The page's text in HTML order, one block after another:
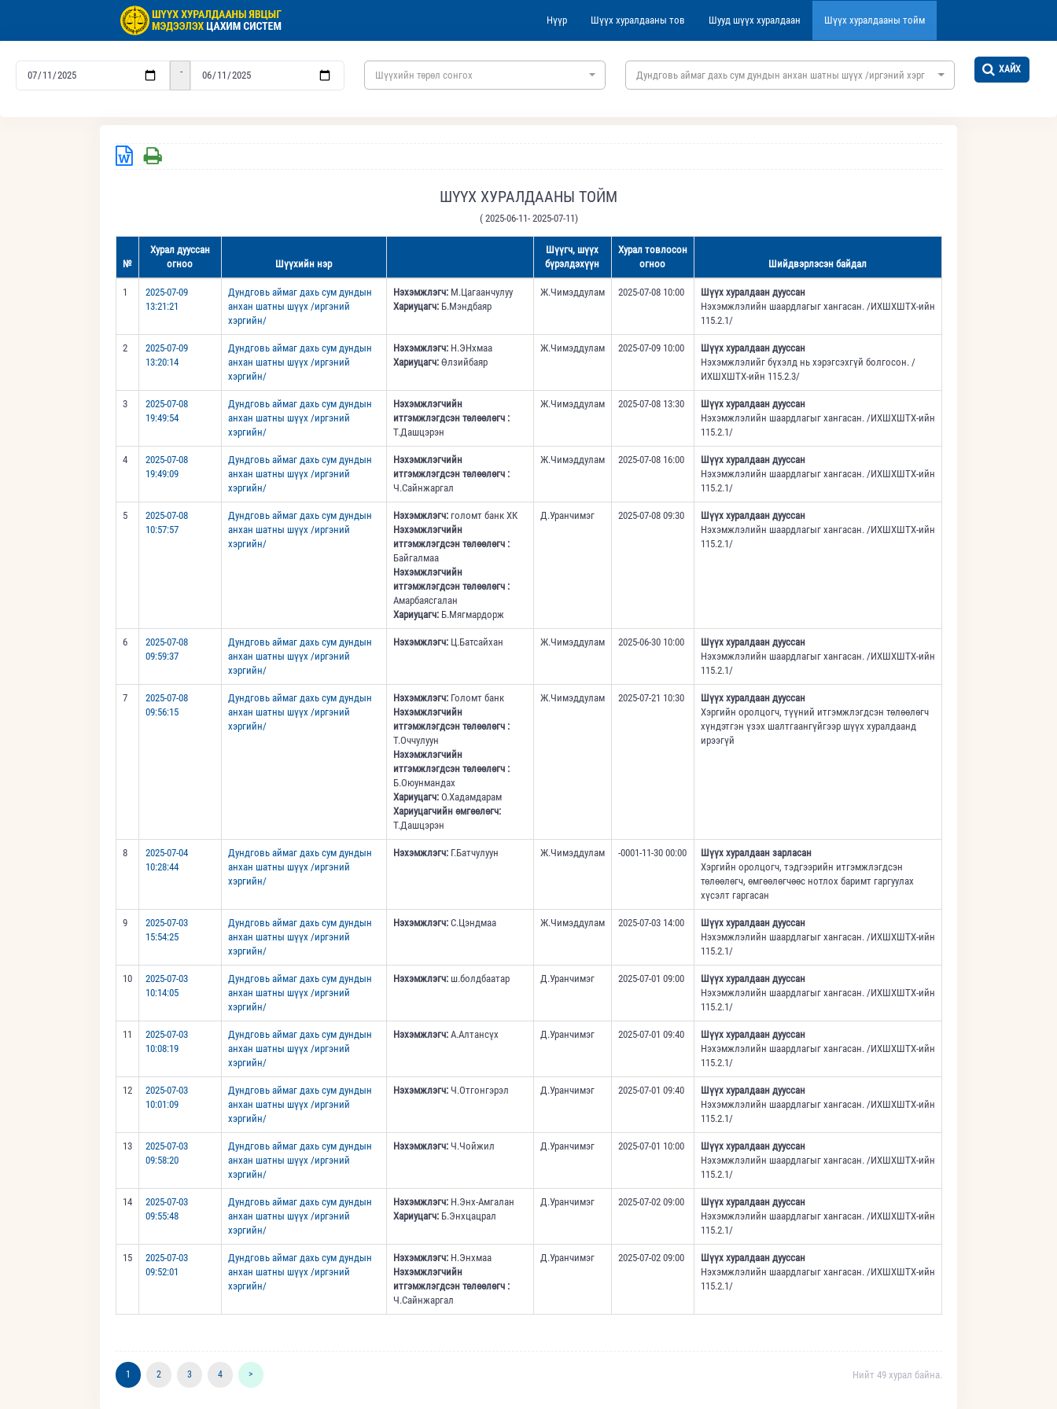
Нүүр Шүүх хуралдааны тов Шууд шүүх хуралдаан Шүүх хуралдааны тойм
- Шүүхийн төрөл сонгох Дундговь аймаг дахь сум дундын анхан шатны шүүх /иргэний хэргийн/
ХАЙХ
ШҮҮХ ХУРАЛДААНЫ ТОЙМ
( 2025-06-11- 2025-07-11)
№
Хурал дууссан
огноо
Шүүхийн нэр
Шүүгч, шүүх
бүрэлдэхүүн
Хурал товлосон
огноо
Шийдвэрлэсэн байдал
1
2025-07-09
13:21:21
Дундговь аймаг дахь сум дундын
анхан шатны шүүх /иргэний
хэргийн/
Нэхэмжлэгч:М.Цагаанчулуу
Хариуцагч:Б.Мэндбаяр
Ж.Чимэддулам 2025-07-08 10:00
Шүүх хуралдаан дууссан
Нэхэмжлэлийн шаардлагыг хангасан. /ИХШХШТХ-ийн
115.2.1/
2
2025-07-09
13:20:14
Дундговь аймаг дахь сум дундын
анхан шатны шүүх /иргэний
хэргийн/
Нэхэмжлэгч:Н.ЭНхмаа
Хариуцагч:Өлзийбаяр
Ж.Чимэддулам 2025-07-09 10:00
Шүүх хуралдаан дууссан
Нэхэмжлэлийг бүхэлд нь хэрэгсэхгүй болгосон. /
ИХШХШТХ-ийн 115.2.3/
3
2025-07-08
19:49:54
Дундговь аймаг дахь сум дундын
анхан шатны шүүх /иргэний
хэргийн/
Нэхэмжлэгчийн
итгэмжлэгдсэн төлөөлөгч :
Т.Дашцэрэн
Ж.Чимэддулам 2025-07-08 13:30
Шүүх хуралдаан дууссан
Нэхэмжлэлийн шаардлагыг хангасан. /ИХШХШТХ-ийн
115.2.1/
4
2025-07-08
19:49:09
Дундговь аймаг дахь сум дундын
анхан шатны шүүх /иргэний
хэргийн/
Нэхэмжлэгчийн
итгэмжлэгдсэн төлөөлөгч :
Ч.Сайнжаргал
Ж.Чимэддулам 2025-07-08 16:00
Шүүх хуралдаан дууссан
Нэхэмжлэлийн шаардлагыг хангасан. /ИХШХШТХ-ийн
115.2.1/
5
2025-07-08
10:57:57
Дундговь аймаг дахь сум дундын
анхан шатны шүүх /иргэний
хэргийн/
Нэхэмжлэгч:голомт банк ХК
Нэхэмжлэгчийн
итгэмжлэгдсэн төлөөлөгч :
Байгалмаа
Нэхэмжлэгчийн
итгэмжлэгдсэн төлөөлөгч :
Амарбаясгалан
Хариуцагч:Б.Мягмардорж
Д.Уранчимэг 2025-07-08 09:30
Шүүх хуралдаан дууссан
Нэхэмжлэлийн шаардлагыг хангасан. /ИХШХШТХ-ийн
115.2.1/
6
2025-07-08
09:59:37
Дундговь аймаг дахь сум дундын
анхан шатны шүүх /иргэний
хэргийн/
Нэхэмжлэгч:Ц.Батсайхан Ж.Чимэддулам 2025-06-30 10:00
Шүүх хуралдаан дууссан
Нэхэмжлэлийн шаардлагыг хангасан. /ИХШХШТХ-ийн
115.2.1/
7
2025-07-08
09:56:15
Дундговь аймаг дахь сум дундын
анхан шатны шүүх /иргэний
хэргийн/
Нэхэмжлэгч:Голомт банк
Нэхэмжлэгчийн
итгэмжлэгдсэн төлөөлөгч :
Т.Оччулуун
Нэхэмжлэгчийн
итгэмжлэгдсэн төлөөлөгч :
Б.Оюунмандах
Хариуцагч:О.Хадамдарам
Хариуцагчийн өмгөөлөгч:
Т.Дашцэрэн
Ж.Чимэддулам 2025-07-21 10:30
Шүүх хуралдаан дууссан
Хэргийн оролцогч, түүний итгэмжлэгдсэн төлөөлөгч
хүндэтгэн үзэх шалтгаангүйгээр шүүх хуралдаанд
ирээгүй
8
2025-07-04
10:28:44
Дундговь аймаг дахь сум дундын
анхан шатны шүүх /иргэний
хэргийн/
Нэхэмжлэгч:Г.Батчулуун Ж.Чимэддулам -0001-11-30 00:00
Шүүх хуралдаан зарласан
Хэргийн оролцогч, тэдгээрийн итгэмжлэгдсэн
төлөөлөгч, өмгөөлөгчөөс нотлох баримт гаргуулах
хүсэлт гаргасан
9
2025-07-03
15:54:25
Дундговь аймаг дахь сум дундын
анхан шатны шүүх /иргэний
хэргийн/
Нэхэмжлэгч:С.Цэндмаа Ж.Чимэддулам 2025-07-03 14:00
Шүүх хуралдаан дууссан
Нэхэмжлэлийн шаардлагыг хангасан. /ИХШХШТХ-ийн
115.2.1/
10
2025-07-03
10:14:05
Дундговь аймаг дахь сум дундын
анхан шатны шүүх /иргэний
хэргийн/
Нэхэмжлэгч:ш.болдбаатар Д.Уранчимэг 2025-07-01 09:00
Шүүх хуралдаан дууссан
Нэхэмжлэлийн шаардлагыг хангасан. /ИХШХШТХ-ийн
115.2.1/
11
2025-07-03
10:08:19
Дундговь аймаг дахь сум дундын
анхан шатны шүүх /иргэний
хэргийн/
Нэхэмжлэгч:А.Алтансүх Д.Уранчимэг 2025-07-01 09:40
Шүүх хуралдаан дууссан
Нэхэмжлэлийн шаардлагыг хангасан. /ИХШХШТХ-ийн
115.2.1/
12
2025-07-03
10:01:09
Дундговь аймаг дахь сум дундын
анхан шатны шүүх /иргэний
хэргийн/
Нэхэмжлэгч:Ч.Отгонгэрэл Д.Уранчимэг 2025-07-01 09:40
Шүүх хуралдаан дууссан
Нэхэмжлэлийн шаардлагыг хангасан. /ИХШХШТХ-ийн
115.2.1/
13
2025-07-03
09:58:20
Дундговь аймаг дахь сум дундын
анхан шатны шүүх /иргэний
хэргийн/
Нэхэмжлэгч:Ч.Чойжил Д.Уранчимэг 2025-07-01 10:00
Шүүх хуралдаан дууссан
Нэхэмжлэлийн шаардлагыг хангасан. /ИХШХШТХ-ийн
115.2.1/
14
2025-07-03
09:55:48
Дундговь аймаг дахь сум дундын
анхан шатны шүүх /иргэний
хэргийн/
Нэхэмжлэгч:Н.Энх-Амгалан
Хариуцагч:Б.Энхцацрал
Д.Уранчимэг 2025-07-02 09:00
Шүүх хуралдаан дууссан
Нэхэмжлэлийн шаардлагыг хангасан. /ИХШХШТХ-ийн
115.2.1/
15
2025-07-03
09:52:01
Дундговь аймаг дахь сум дундын
анхан шатны шүүх /иргэний
хэргийн/
Нэхэмжлэгч:Н.Энхмаа
Нэхэмжлэгчийн
итгэмжлэгдсэн төлөөлөгч :
Ч.Сайнжаргал
Д.Уранчимэг 2025-07-02 09:00
Шүүх хуралдаан дууссан
Нэхэмжлэлийн шаардлагыг хангасан. /ИХШХШТХ-ийн
115.2.1/
1 2 3 4 > Нийт 49 хурал байна.